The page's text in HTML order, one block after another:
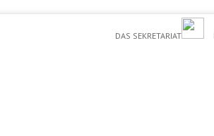
DAS SEKRETARIAT